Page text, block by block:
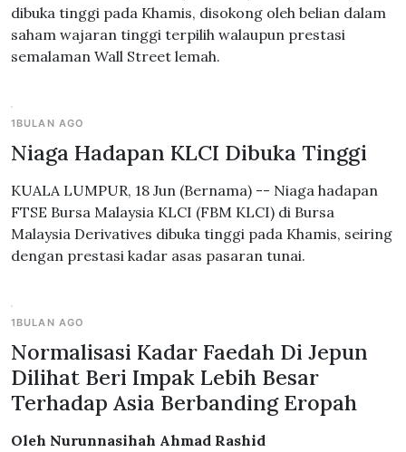
dibuka tinggi pada Khamis, disokong oleh belian dalam
saham wajaran tinggi terpilih walaupun prestasi
semalaman Wall Street lemah.
1BULAN AGO
Niaga Hadapan KLCI Dibuka Tinggi
KUALA LUMPUR, 18 Jun (Bernama) -- Niaga hadapan
FTSE Bursa Malaysia KLCI (FBM KLCI) di Bursa
Malaysia Derivatives dibuka tinggi pada Khamis, seiring
dengan prestasi kadar asas pasaran tunai.
1BULAN AGO
Normalisasi Kadar Faedah Di Jepun
Dilihat Beri Impak Lebih Besar
Terhadap Asia Berbanding Eropah
Oleh Nurunnasihah Ahmad Rashid